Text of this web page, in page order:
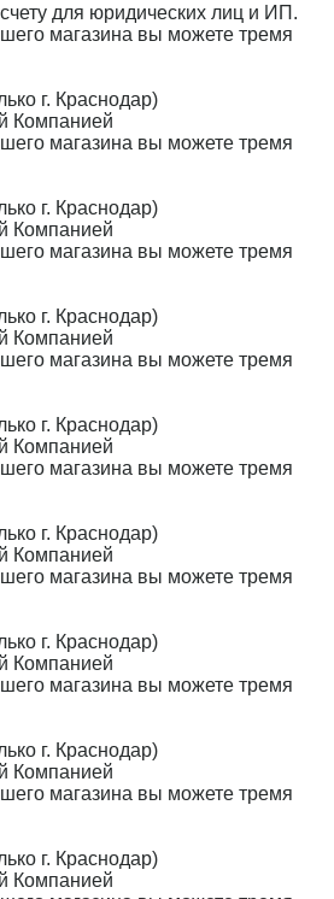
для юридических лиц и ИП.
магазина вы можете тремя
г. Краснодар)
Компанией
магазина вы можете тремя
г. Краснодар)
Компанией
магазина вы можете тремя
г. Краснодар)
Компанией
магазина вы можете тремя
г. Краснодар)
Компанией
магазина вы можете тремя
г. Краснодар)
Компанией
магазина вы можете тремя
г. Краснодар)
Компанией
магазина вы можете тремя
г. Краснодар)
Компанией
магазина вы можете тремя
г. Краснодар)
Компанией